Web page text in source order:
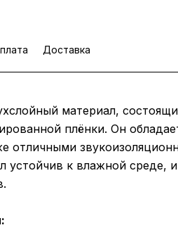
Доставка
материал,
плёнки. Он
отличными
устойчив к влажной среде,